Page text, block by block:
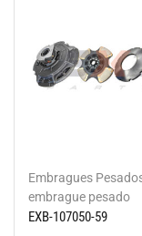
Embragues
embrague pesado
EXB-107050-59